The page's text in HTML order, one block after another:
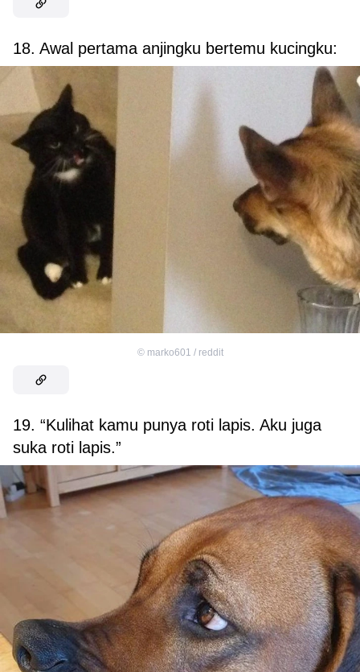
18. Awal pertama anjingku bertemu kucingku:
© marko601 / reddit
19. “Kulihat kamu punya roti lapis. Aku juga
suka roti lapis.”